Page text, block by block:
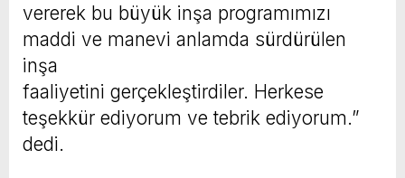
vererek bu büyük inşa programımızı
maddi ve manevi anlamda sürdürülen
inşa
faaliyetini gerçekleştirdiler. Herkese
teşekkür ediyorum ve tebrik ediyorum.”
dedi.